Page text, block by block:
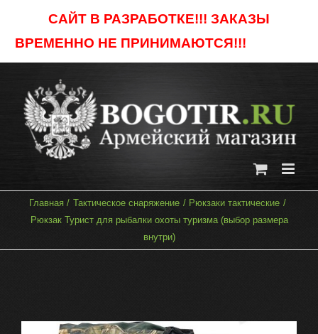
САЙТ В РАЗРАБОТКЕ!!! ЗАКАЗЫ
ВРЕМЕННО НЕ ПРИНИМАЮТСЯ!!!
content
Главная Тактическое снаряжение
Рюкзаки тактические
Рюкзак Турист для рыбалки охоты туризма (выбор размера
внутри)